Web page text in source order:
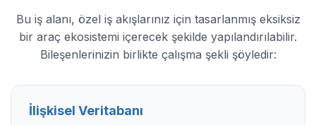
Bu iş alanı, özel iş akışlarınız için tasarlanmış eksiksiz
bir araç ekosistemi içerecek şekilde yapılandırılabilir.
Bileşenlerinizin birlikte çalışma şekli şöyledir:
İlişkisel Veritabanı